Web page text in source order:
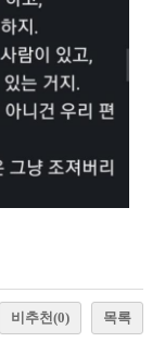
비추천(0) 목록